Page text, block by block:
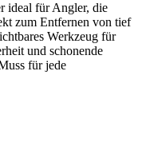
ideal für Angler, die
zum Entfernen von tief
Werkzeug für
und schonende
für jede